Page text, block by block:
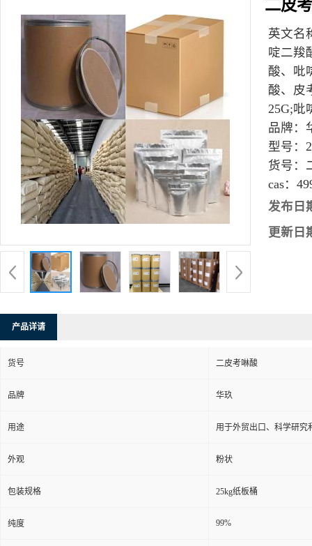
二皮
英文名
啶二羧
酸、吡
酸、皮
25G;吡
品牌：
型号：
货号：
cas：
发布日
更新日
产品详请
货号 二皮考啉酸
品牌 华玖
用途 用于外贸出口、科学研究
外观 粉状
包装规格 25kg纸板桶
纯度 99%